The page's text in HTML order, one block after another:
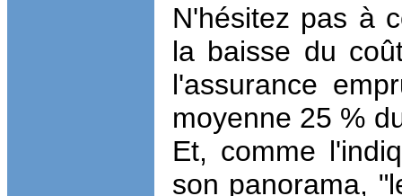
N'hésitez pas à
la baisse du
l'assurance
moyenne 25 %
Et, comme
son panorama,